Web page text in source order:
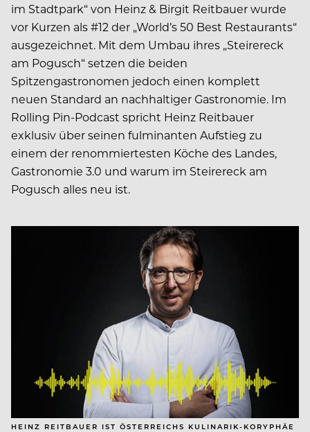
im Stadtpark“ von Heinz & Birgit Reitbauer wurde
vor Kurzen als #12 der „World’s 50 Best Restaurants“
ausgezeichnet. Mit dem Umbau ihres „Steirereck
am Pogusch“ setzen die beiden
Spitzengastronomen jedoch einen komplett
neuen Standard an nachhaltiger Gastronomie. Im
Rolling Pin-Podcast spricht Heinz Reitbauer
exklusiv über seinen fulminanten Aufstieg zu
einem der renommiertesten Köche des Landes,
Gastronomie 3.0 und warum im Steirereck am
Pogusch alles neu ist.
HEINZ REITBAUER IST ÖSTERREICHS KULINARIK-KORYPHÄE